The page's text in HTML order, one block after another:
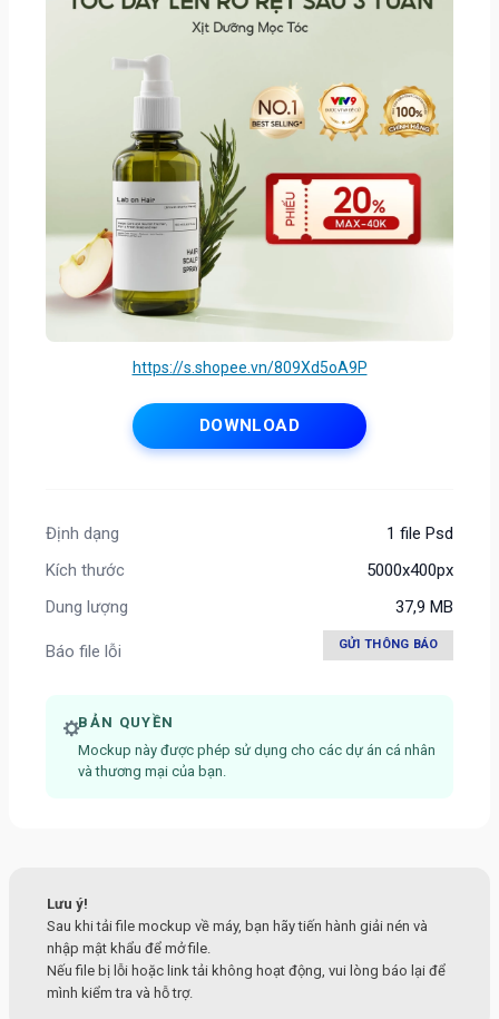
https://s.shopee.vn/809Xd5oA9P
DOWNLOAD
Định dạng
1 file Psd
Kích thước
5000x400px
Dung lượng
37,9 MB
Báo file lỗi GỬI THÔNG BÁO
BẢN QUYỀN
Mockup này được phép sử dụng cho các dự án cá nhân
và thương mại của bạn.
Lưu ý!
Sau khi tải file mockup về máy, bạn hãy tiến hành giải nén và
nhập mật khẩu để mở file.
Nếu file bị lỗi hoặc link tải không hoạt động, vui lòng báo lại để
mình kiểm tra và hỗ trợ.